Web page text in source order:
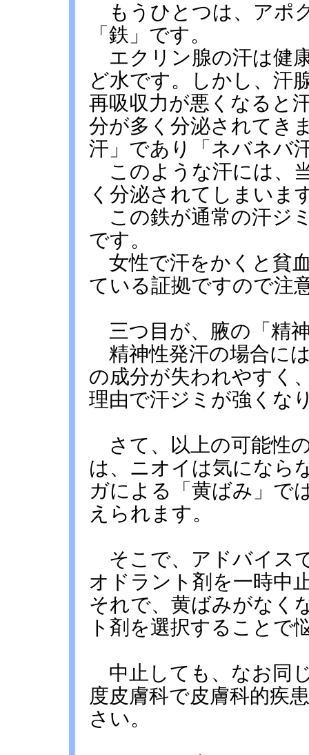
もうひとつは、アポ
「鉄」です。
エクリン腺の汗は健
ど水です。しかし、汗
再吸収力が悪くなると
分が多く分泌されてき
汗」であり「ネバネバ
このような汗には、
く分泌されてしまいま
この鉄が通常の汗ジ
です。
女性で汗をかくと貧
ている証拠ですので注
三つ目が、腋の「精
精神性発汗の場合に
の成分が失われやすく
理由で汗ジミが強くな
さて、以上の可能性
は、ニオイは気になら
ガによる「黄ばみ」で
えられます。
そこで、アドバイス
オドラント剤を一時中
それで、黄ばみがなく
ト剤を選択することで
中止しても、なお同
度皮膚科で皮膚科的疾
さい。